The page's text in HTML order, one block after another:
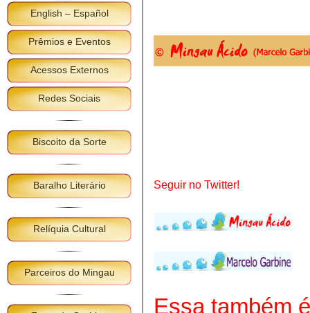
English – Español
Prêmios e Eventos
Acessos Externos
Redes Sociais
Biscoito da Sorte
Baralho Literário
Relíquia Cultural
Parceiros do Mingau
Seguir no Twitter!
Essa também